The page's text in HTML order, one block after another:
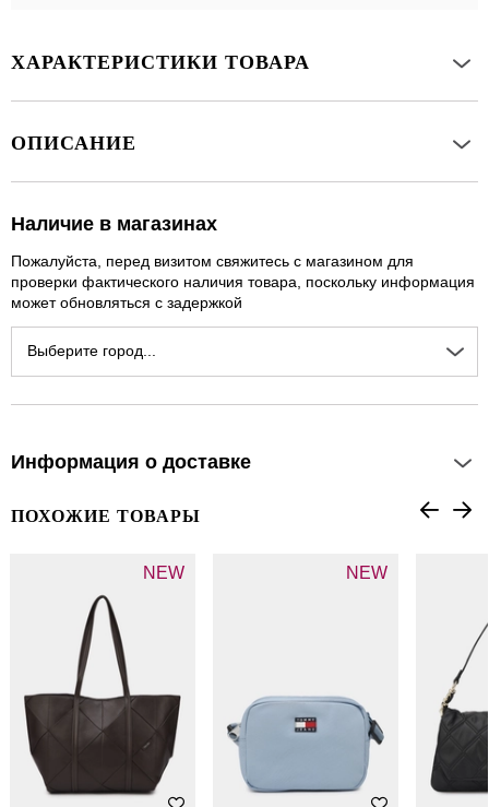
ХАРАКТЕРИСТИКИ ТОВАРА
ОПИСАНИЕ
Наличие в магазинах
Пожалуйста, перед визитом свяжитесь с магазином для
проверки фактического наличия товара, поскольку информация
может обновляться с задержкой
Выберите город...
Информация о доставке
ПОХОЖИЕ ТОВАРЫ
NEW NEW